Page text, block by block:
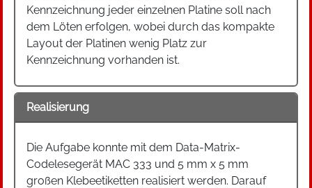
Kennzeichnung jeder einzelnen Platine soll nach
dem Löten erfolgen, wobei durch das kompakte
Layout der Platinen wenig Platz zur
Kennzeichnung vorhanden ist.
Realisierung
Die Aufgabe konnte mit dem Data-Matrix-
Codelesegerät MAC 333 und 5 mm x 5 mm
großen Klebeetiketten realisiert werden. Darauf